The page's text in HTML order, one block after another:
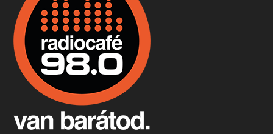
Fermentáljunk, a testünk meghálálja!
Apr 3, 2026 • 00:36:07